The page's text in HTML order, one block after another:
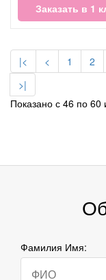
Заказать в 1
|< < 1 2
>|
Показано с 46 по 60
Фамилия Имя: